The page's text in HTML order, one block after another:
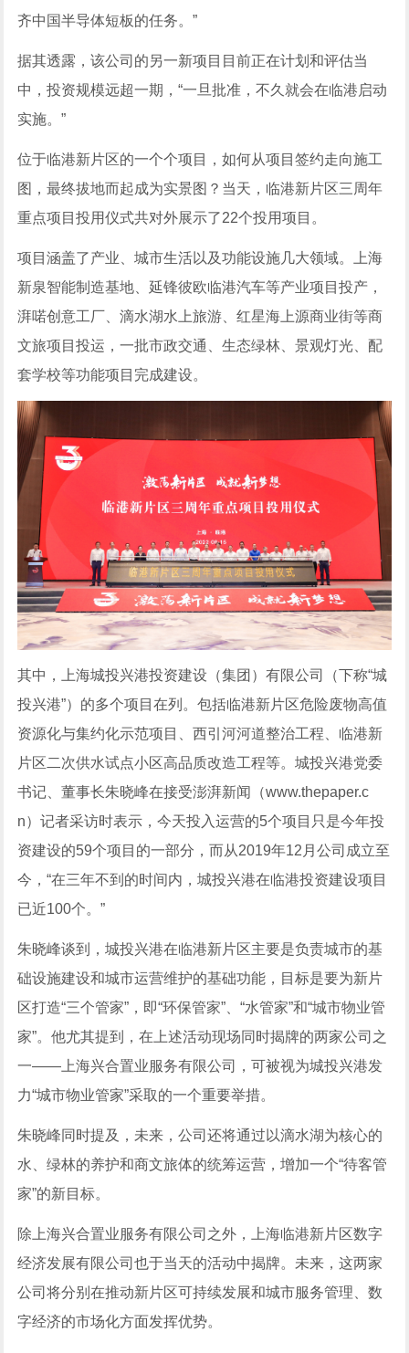
齐中国半导体短板的任务。”
据其透露，该公司的另一新项目目前正在计划和评估当
中，投资规模远超一期，“一旦批准，不久就会在临港启动
实施。”
位于临港新片区的一个个项目，如何从项目签约走向施工
图，最终拔地而起成为实景图？当天，临港新片区三周年
重点项目投用仪式共对外展示了22个投用项目。
项目涵盖了产业、城市生活以及功能设施几大领域。上海
新泉智能制造基地、延锋彼欧临港汽车等产业项目投产，
湃喏创意工厂、滴水湖水上旅游、红星海上源商业街等商
文旅项目投运，一批市政交通、生态绿林、景观灯光、配
套学校等功能项目完成建设。
其中，上海城投兴港投资建设（集团）有限公司（下称“城
投兴港”）的多个项目在列。包括临港新片区危险废物高值
资源化与集约化示范项目、西引河河道整治工程、临港新
片区二次供水试点小区高品质改造工程等。城投兴港党委
书记、董事长朱晓峰在接受澎湃新闻（www.thepaper.c
n）记者采访时表示，今天投入运营的5个项目只是今年投
资建设的59个项目的一部分，而从2019年12月公司成立至
今，“在三年不到的时间内，城投兴港在临港投资建设项目
已近100个。”
朱晓峰谈到，城投兴港在临港新片区主要是负责城市的基
础设施建设和城市运营维护的基础功能，目标是要为新片
区打造“三个管家”，即“环保管家”、“水管家”和“城市物业管
家”。他尤其提到，在上述活动现场同时揭牌的两家公司之
一——上海兴合置业服务有限公司，可被视为城投兴港发
力“城市物业管家”采取的一个重要举措。
朱晓峰同时提及，未来，公司还将通过以滴水湖为核心的
水、绿林的养护和商文旅体的统筹运营，增加一个“待客管
家”的新目标。
除上海兴合置业服务有限公司之外，上海临港新片区数字
经济发展有限公司也于当天的活动中揭牌。未来，这两家
公司将分别在推动新片区可持续发展和城市服务管理、数
字经济的市场化方面发挥优势。